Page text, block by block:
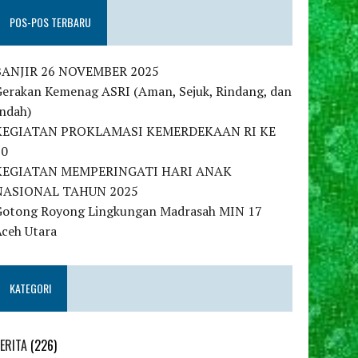
POS-POS TERBARU
26 NOVEMBER 2025
Kemenag ASRI (Aman, Sejuk, Rindang, dan
PROKLAMASI KEMERDEKAAN RI KE
MEMPERINGATI HARI ANAK
TAHUN 2025
Royong Lingkungan Madrasah MIN 17
Utara
KATEGORI
(226)